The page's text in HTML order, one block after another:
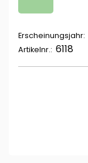
Erscheinungsjahr:
Artikelnr.: 6118